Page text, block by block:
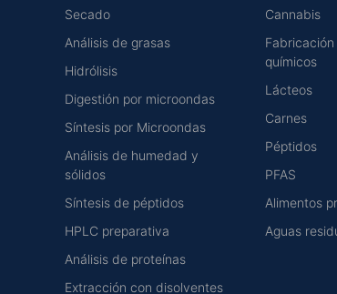
Secado
Análisis de grasas
Hidrólisis
Digestión por microondas
Síntesis por Microondas
Análisis de humedad y
sólidos
Síntesis de péptidos
HPLC preparativa
Análisis de proteínas
Extracción con disolventes
Cannabis
químicos
Lácteos
Carnes
Péptidos
PFAS
Alimentos
Aguas